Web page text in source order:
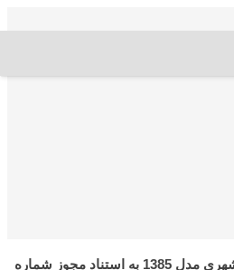
مدل 1385
به استناد مجوز شماره